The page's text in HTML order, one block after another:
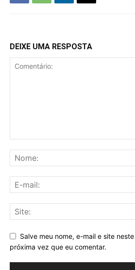
DEIXE UMA RESPOSTA
Salve meu nome, e-mail e site
próxima vez que eu comentar.